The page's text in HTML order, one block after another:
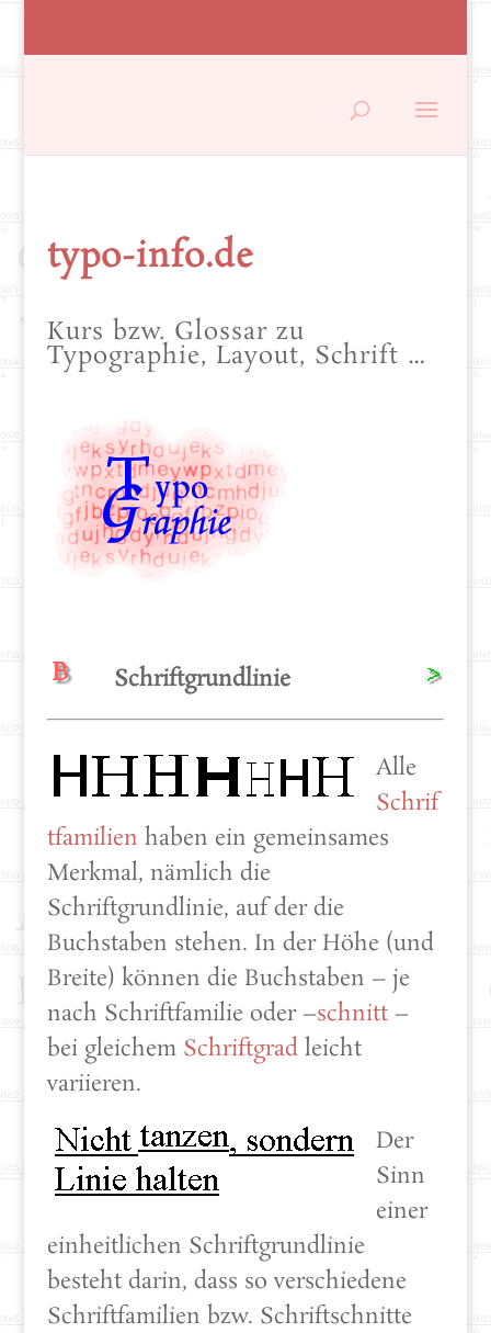
typo-info.de
Kurs bzw. Glossar zu
Typographie, Layout, Schrift …
Schriftgrundlinie
Alle
Schrif
tfamilien haben ein gemeinsames
Merkmal, nämlich die
Schriftgrundlinie, auf der die
Buchstaben stehen. In der Höhe (und
Breite) können die Buchstaben – je
nach Schriftfamilie oder –schnitt–
bei gleichem Schriftgradleicht
variieren.
Der
Sinn
einer
einheitlichen Schriftgrundlinie
besteht darin, dass so verschiedene
Schriftfamilien bzw. Schriftschnitte